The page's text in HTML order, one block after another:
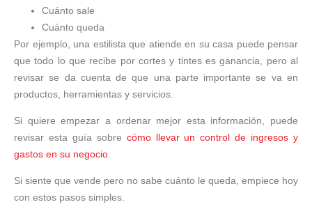
Cuánto sale
Cuánto queda
Por ejemplo, una estilista que atiende en su casa puede pensar
que todo lo que recibe por cortes y tintes es ganancia, pero al
revisar se da cuenta de que una parte importante se va en
productos, herramientas y servicios.
Si quiere empezar a ordenar mejor esta información, puede
revisar esta guía sobre cómo llevar un control de ingresos y
gastos en su negocio
Si siente que vende pero no sabe cuánto le queda, empiece hoy
con estos pasos simples.